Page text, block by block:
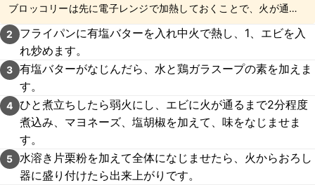
ブロッコリーは先に電子レンジで加熱しておくことで、火が通り
やすくなります。
2
フライパンに有塩バターを入れ中火で熱し、1、エビを入
れ炒めます。
3 有塩バターがなじんだら、水と鶏ガラスープの素を加えま
す。
4 ひと煮立ちしたら弱火にし、エビに火が通るまで2分程度
煮込み、マヨネーズ、塩胡椒を加えて、味をなじませま
す。
5 水溶き片栗粉を加えて全体になじませたら、火からおろし
器に盛り付けたら出来上がりです。